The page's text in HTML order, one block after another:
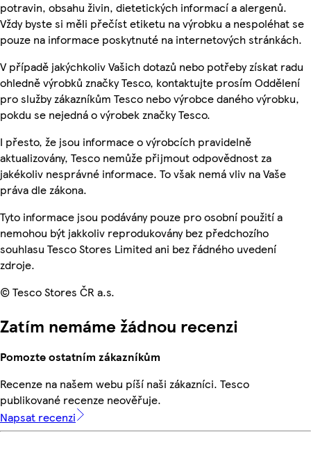
potravin, obsahu živin, dietetických informací a alergenů.
Vždy byste si měli přečíst etiketu na výrobku a nespoléhat se
pouze na informace poskytnuté na internetových stránkách.
V případě jakýchkoliv Vašich dotazů nebo potřeby získat radu
ohledně výrobků značky Tesco, kontaktujte prosím Oddělení
pro služby zákazníkům Tesco nebo výrobce daného výrobku,
pokdu se nejedná o výrobek značky Tesco.
I přesto, že jsou informace o výrobcích pravidelně
aktualizovány, Tesco nemůže přijmout odpovědnost za
jakékoliv nesprávné informace. To však nemá vliv na Vaše
práva dle zákona.
Tyto informace jsou podávány pouze pro osobní použití a
nemohou být jakkoliv reprodukovány bez předchozího
souhlasu Tesco Stores Limited ani bez řádného uvedení
zdroje.
© Tesco Stores ČR a.s.
Zatím nemáme žádnou recenzi
Pomozte ostatním zákazníkům
Recenze na našem webu píší naši zákazníci. Tesco
publikované recenze neověřuje.
Napsat recenzi